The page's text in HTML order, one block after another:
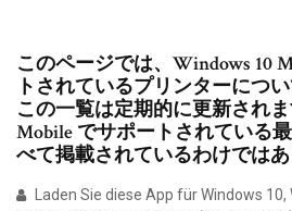
このページでは、Windows 10
トされているプリンターにつ
この一覧は定期的に更新され
Mobile でサポートされている
べて掲載されているわけではあ
Laden Sie diese App für Windows 10,